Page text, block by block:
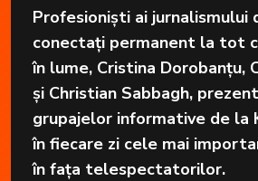
Profesioniști ai jurnalismului
conectați permanent la tot
în lume, Cristina Dorobanțu,
și Christian Sabbagh,
grupajelor informative de la
în fiecare zi cele mai
în fața telespectatorilor.